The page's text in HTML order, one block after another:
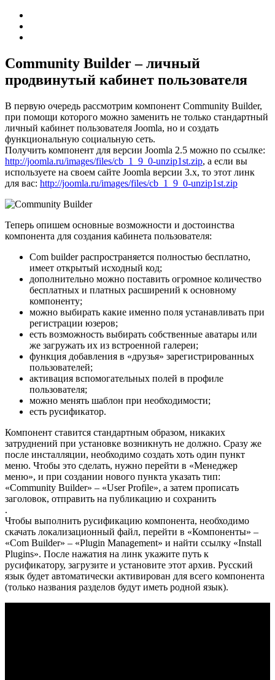
Community Builder – личный
продвинутый кабинет пользователя
В первую очередь рассмотрим компонент Community Builder,
при помощи которого можно заменить не только стандартный
личный кабинет пользователя Joomla, но и создать
функциональную социальную сеть.
Получить компонент для версии Joomla 2.5 можно по ссылке:
http://joomla.ru/images/files/cb_1_9_0-unzip1st.zip, а если вы
используете на своем сайте Joomla версии 3.х, то этот линк
для вас: http://joomla.ru/images/files/cb_1_9_0-unzip1st.zip
Теперь опишем основные возможности и достоинства
компонента для создания кабинета пользователя:
Com builder распространяется полностью бесплатно,
имеет открытый исходный код;
дополнительно можно поставить огромное количество
бесплатных и платных расширений к основному
компоненту;
можно выбирать какие именно поля устанавливать при
регистрации юзеров;
есть возможность выбирать собственные аватары или
же загружать их из встроенной галереи;
функция добавления в «друзья» зарегистрированных
пользователей;
активация вспомогательных полей в профиле
пользователя;
можно менять шаблон при необходимости;
есть русификатор.
Компонент ставится стандартным образом, никаких
затруднений при установке возникнуть не должно. Сразу же
после инсталляции, необходимо создать хоть один пункт
меню. Чтобы это сделать, нужно перейти в «Менеджер
меню», и при создании нового пункта указать тип:
«Community Builder» – «User Profile», а затем прописать
заголовок, отправить на публикацию и сохранить
.
Чтобы выполнить русификацию компонента, необходимо
скачать локализационный файл, перейти в «Компоненты» –
«Com Builder» – «Plugin Management» и найти ссылку «Install
Plugins». После нажатия на линк укажите путь к
русификатору, загрузите и установите этот архив. Русский
язык будет автоматически активирован для всего компонента
(только названия разделов будут иметь родной язык).